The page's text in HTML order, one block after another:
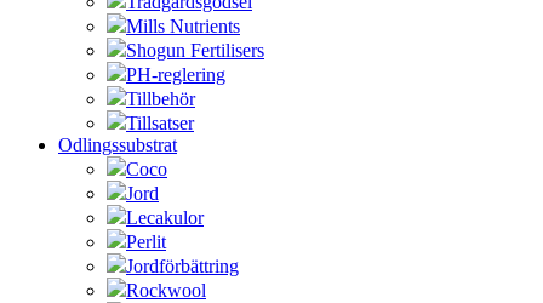
Mills Nutrients
Shogun Fertilisers
PH-reglering
Tillbehör
Tillsatser
Odlingssubstrat
Coco
Jord
Lecakulor
Perlit
Jordförbättring
Rockwool